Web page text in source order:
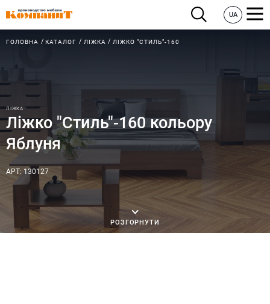
UA
ГОЛОВНА КАТАЛОГ ЛІЖКА ЛІЖКО "СТИЛЬ"-160
ЛІЖКА
Ліжко "Стиль"-160 кольору
Яблуня
АРТ: 130127
РОЗГОРНУТИ